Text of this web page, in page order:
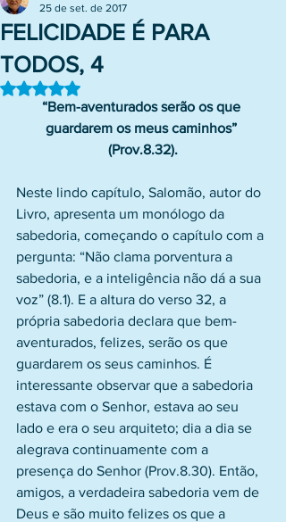
FELICIDADE É PARA
TODOS, 4
25 de set. de 2017
Avaliado com NaN de 5 estrelas.
“Bem-aventurados serão os que
guardarem os meus caminhos”
(Prov.8.32).
Neste lindo capítulo, Salomão, autor do
Livro, apresenta um monólogo da
sabedoria, começando o capítulo com a
pergunta: “Não clama porventura a
sabedoria, e a inteligência não dá a sua
voz” (8.1). E a altura do verso 32, a
própria sabedoria declara que bem-
aventurados, felizes, serão os que
guardarem os seus caminhos. É
interessante observar que a sabedoria
estava com o Senhor, estava ao seu
lado e era o seu arquiteto; dia a dia se
alegrava continuamente com a
presença do Senhor (Prov.8.30). Então,
amigos, a verdadeira sabedoria vem de
Deus e são muito felizes os que a